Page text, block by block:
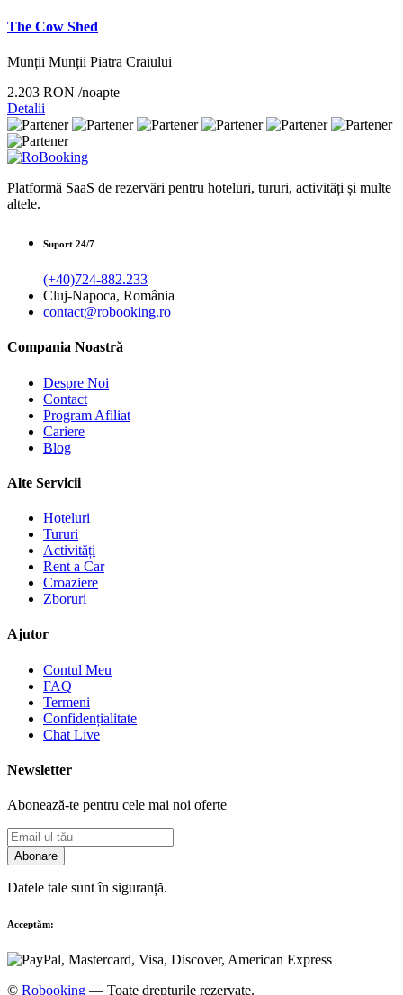
The Cow Shed
Munții Munții Piatra Craiului
2.203 RON /noapte
Detalii
Platformă SaaS de rezervări pentru hoteluri, tururi, activități și multe
altele.
Suport 24/7
(+40)724-882.233
Cluj-Napoca, România
contact@robooking.ro
Compania Noastră
Despre Noi
Contact
Program Afiliat
Cariere
Blog
Alte Servicii
Hoteluri
Tururi
Activități
Rent a Car
Croaziere
Zboruri
Ajutor
Contul Meu
FAQ
Termeni
Confidențialitate
Chat Live
Newsletter
Abonează-te pentru cele mai noi oferte
Abonare
Datele tale sunt în siguranță.
Acceptăm:
© Robooking — Toate drepturile rezervate.